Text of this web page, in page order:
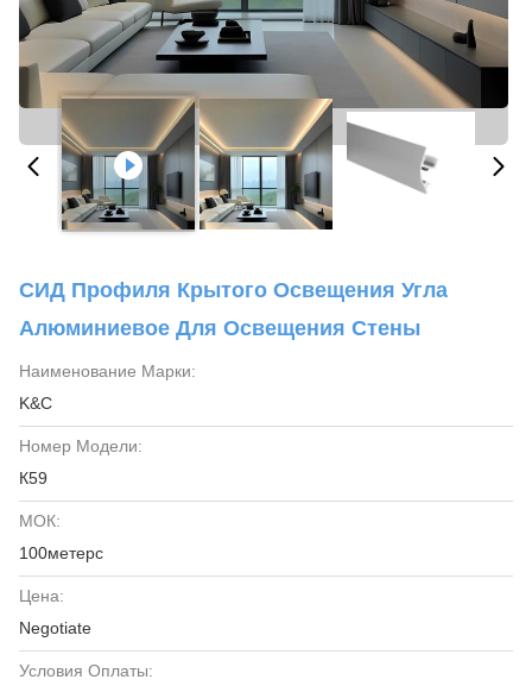
СИД Профиля Крытого Освещения Угла
Алюминиевое Для Освещения Стены
Наименование Марки:
K&C
Номер Модели:
К59
МОК:
100метерс
Цена:
Negotiate
Условия Оплаты: